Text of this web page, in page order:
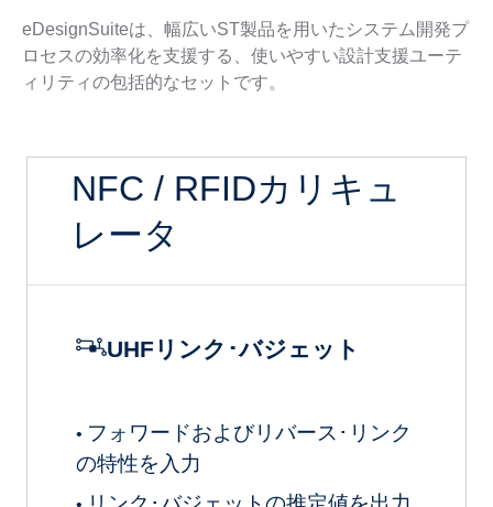
eDesignSuiteは、幅広いST製品を用いたシステム開発プ
ロセスの効率化を支援する、使いやすい設計支援ユーテ
ィリティの包括的なセットです。
NFC / RFIDカリキュ
レータ
UHFリンク･バジェット
• フォワードおよびリバース･リンク
の特性を入力